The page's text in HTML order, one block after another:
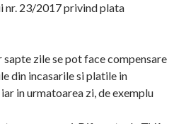
nr. 23/2017 privind plata
zile se pot face compensare
din incasarile si platile in
in urmatoarea zi, de exemplu